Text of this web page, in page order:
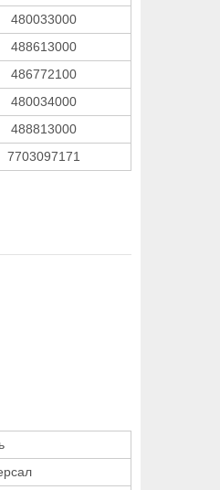
480033000
488613000
486772100
480034000
488813000
7703097171